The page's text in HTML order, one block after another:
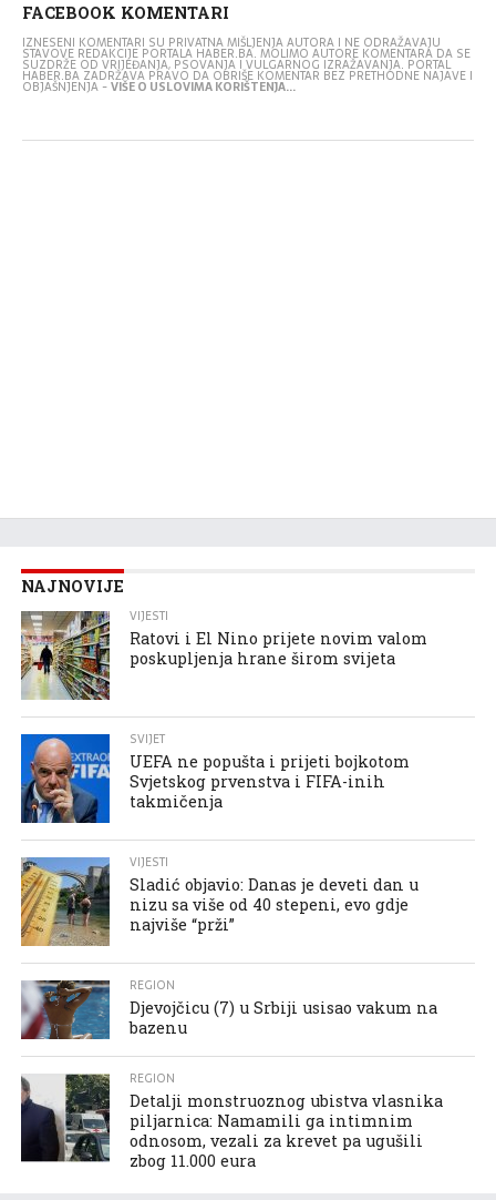
FACEBOOK KOMENTARI
IZNESENI KOMENTARI SU PRIVATNA MIŠLJENJA AUTORA I NE ODRAŽAVAJU
STAVOVE REDAKCIJE PORTALA HABER.BA. MOLIMO AUTORE KOMENTARA DA SE
SUZDRŽE OD VRIJEĐANJA, PSOVANJA I VULGARNOG IZRAŽAVANJA. PORTAL
HABER.BA ZADRŽAVA PRAVO DA OBRIŠE KOMENTAR BEZ PRETHODNE NAJAVE I
OBJAŠNJENJA -VIŠE O USLOVIMA KORIŠTENJA...
NAJNOVIJE
VIJESTI
Ratovi i El Nino prijete novim valom
poskupljenja hrane širom svijeta
SVIJET
UEFA ne popušta i prijeti bojkotom
Svjetskog prvenstva i FIFA-inih
takmičenja
VIJESTI
Sladić objavio: Danas je deveti dan u
nizu sa više od 40 stepeni, evo gdje
najviše “prži”
REGION
Djevojčicu (7) u Srbiji usisao vakum na
bazenu
REGION
Detalji monstruoznog ubistva vlasnika
piljarnica: Namamili ga intimnim
odnosom, vezali za krevet pa ugušili
zbog 11.000 eura